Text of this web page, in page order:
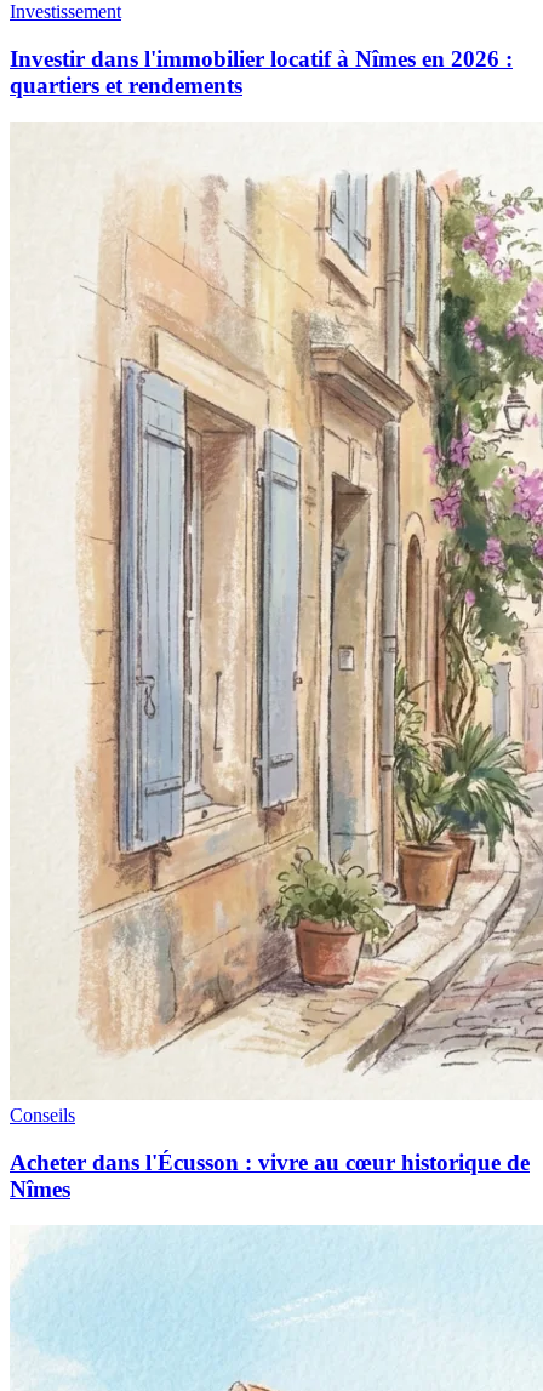
Investissement
Investir dans l'immobilier locatif à Nîmes en 2026 :
quartiers et rendements
Conseils
Acheter dans l'Écusson : vivre au cœur historique de
Nîmes